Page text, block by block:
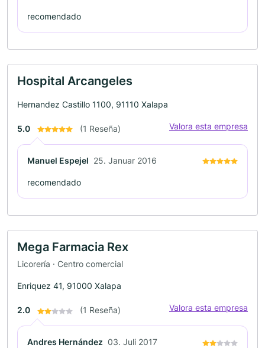
recomendado
Hospital Arcangeles
Hernandez Castillo 1100, 91110 Xalapa
5.0 (1 Reseña) Valora esta empresa
Manuel Espejel 25. Januar 2016
recomendado
Mega Farmacia Rex
Licorería · Centro comercial
Enriquez 41, 91000 Xalapa
2.0 (1 Reseña) Valora esta empresa
Andres Hernández 03. Juli 2017